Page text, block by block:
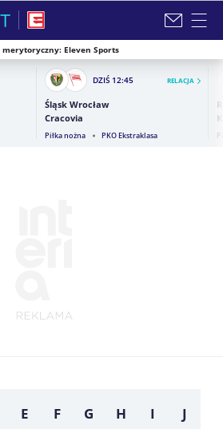
INTERIA
merytoryczny: Eleven Sports
DZIŚ 12:45 RELACJA
Śląsk Wrocław
Cracovia
Piłka nożna PKO Ekstraklasa
E F G H I J